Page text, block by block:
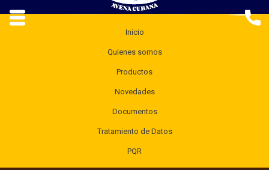
Inicio
Quienes somos
Productos
Novedades
Documentos
Tratamiento de Datos
PQR